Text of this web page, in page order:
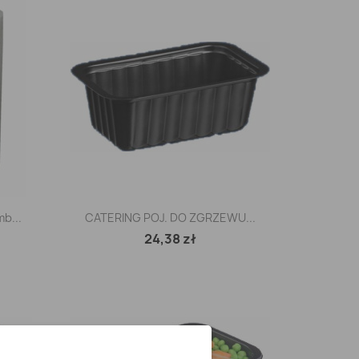
Szybki podgląd
CATERING POJ. DO ZGRZEWU...
24,38 zł